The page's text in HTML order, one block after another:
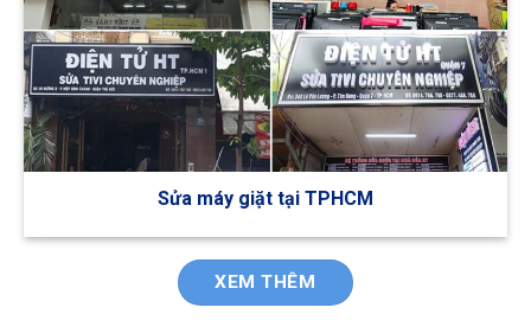
Sửa máy giặt tại TPHCM
XEM THÊM